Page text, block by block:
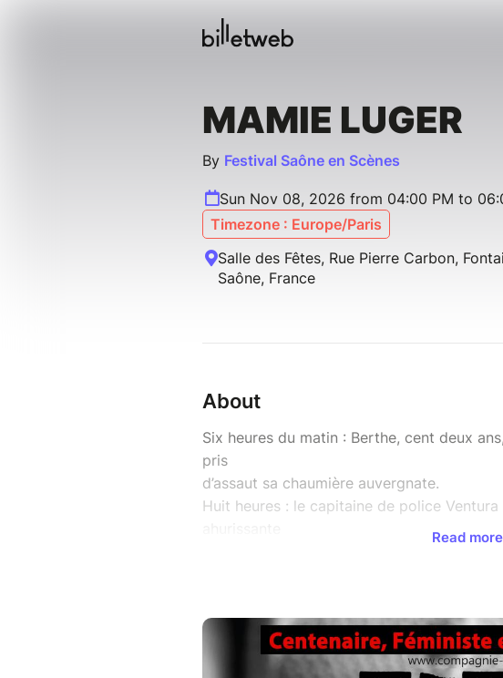
MAMIE LUGER
By Festival Saône en Scènes
Sun Nov 08, 2026 from 04:00 PM to
Timezone : Europe/Paris
Salle des Fêtes, Rue Pierre Carbon,
Saône, France
About
Six heures du matin : Berthe, cent deux
pris
d’assaut sa chaumière auvergnate.
Huit heures : le capitaine de police
enterré
dans sa cave. Alors…
Aveux, confession ou règlement de
Read more